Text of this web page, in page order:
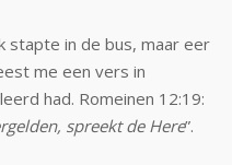
stapte in de bus, maar eer
me een vers in
had. Romeinen 12:19:
spreekt de Here”.